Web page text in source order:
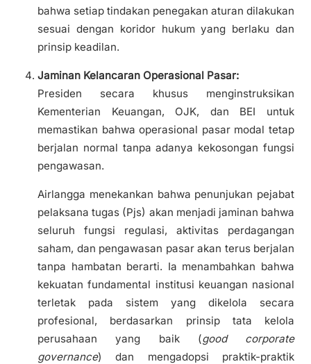
bahwa setiap tindakan penegakan aturan dilakukan
sesuai dengan koridor hukum yang berlaku dan
prinsip keadilan.
Jaminan Kelancaran Operasional Pasar:
Presiden secara khusus menginstruksikan
Kementerian Keuangan, OJK, dan BEI untuk
memastikan bahwa operasional pasar modal tetap
berjalan normal tanpa adanya kekosongan fungsi
pengawasan.
Airlangga menekankan bahwa penunjukan pejabat
pelaksana tugas (Pjs) akan menjadi jaminan bahwa
seluruh fungsi regulasi, aktivitas perdagangan
saham, dan pengawasan pasar akan terus berjalan
tanpa hambatan berarti. Ia menambahkan bahwa
kekuatan fundamental institusi keuangan nasional
terletak pada sistem yang dikelola secara
profesional, berdasarkan prinsip tata kelola
perusahaan yang baik (good corporate
governance) dan mengadopsi praktik-praktik